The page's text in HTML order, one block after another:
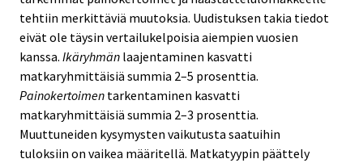
tehtiin merkittäviä muutoksia. Uudistuksen takia tiedot
eivät ole täysin vertailukelpoisia aiempien vuosien
kanssa. Ikäryhmän laajentaminen kasvatti
matkaryhmittäisiä summia 2–5 prosenttia.
Painokertoimen tarkentaminen kasvatti
matkaryhmittäisiä summia 2–3 prosenttia.
Muuttuneiden kysymysten vaikutusta saatuihin
tuloksiin on vaikea määritellä. Matkatyypin päättely